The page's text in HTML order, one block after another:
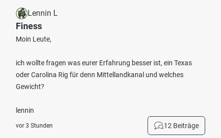
Lennin L
Finess
Moin Leute,
ich wollte fragen was eurer Erfahrung besser ist, ein Texas
oder Carolina Rig für denn Mittellandkanal und welches
Gewicht?
lennin
vor 3 Stunden 12 Beiträge